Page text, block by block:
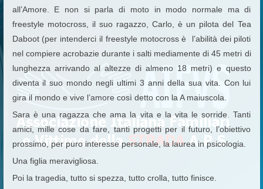
all’Amore. E non si parla di moto in modo normale ma di
freestyle motocross, il suo ragazzo, Carlo, è un pilota del Tea
Daboot (per intenderci il freestyle motocross è l’abilità dei piloti
nel compiere acrobazie durante i salti mediamente di 45 metri di
lunghezza arrivando al altezze di almeno 18 metri) e questo
diventa il suo mondo negli ultimi 3 anni della sua vita. Con lui
gira il mondo e vive l’amore così detto con la A maiuscola.
Sara è una ragazza che ama la vita e la vita le sorride. Tanti
amici, mille cose da fare, tanti progetti per il futuro, l’obiettivo
prossimo, per puro interesse personale, la laurea in psicologia.
Una figlia meravigliosa.
Poi la tragedia, tutto si spezza, tutto crolla, tutto finisce.